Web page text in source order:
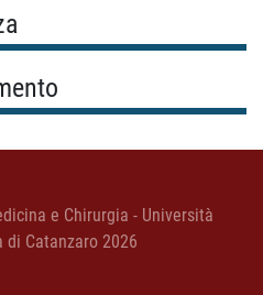
e Chirurgia - Università
di Catanzaro 2026